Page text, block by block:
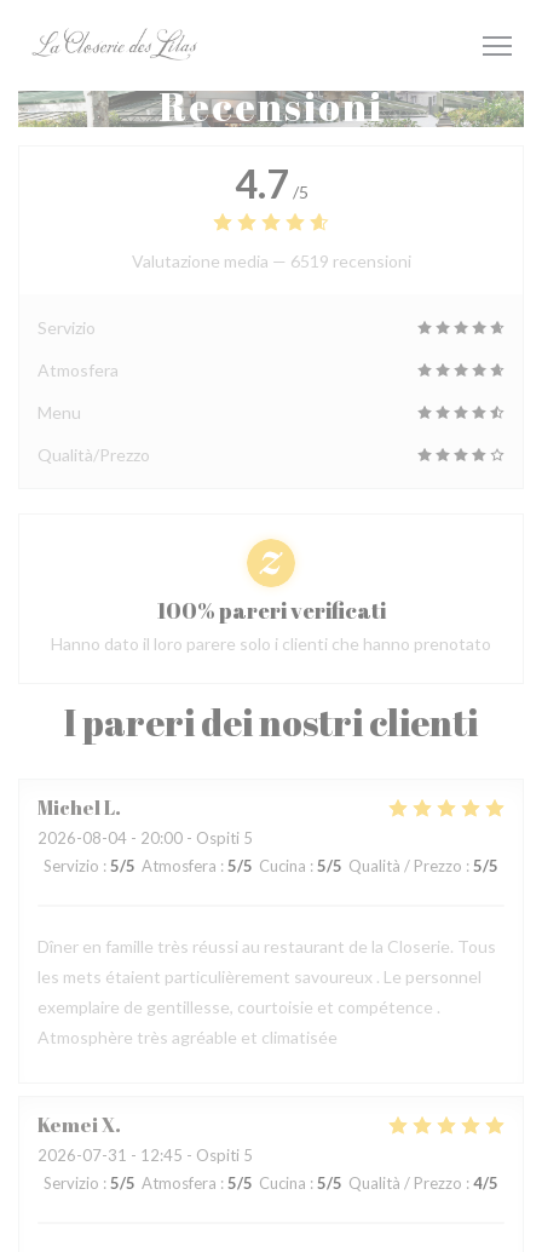
Recensioni
I pareri dei nostri clienti
MichelL
2026-08-04 - 20:00 - Ospiti 5
Servizio : 5/5 Atmosfera : 5/5 Cucina : 5/5 Qualità / Prezzo : 5/5
Dîner en famille très réussi au restaurant de la Closerie. Tous
les mets étaient particulièrement savoureux . Le personnel
exemplaire de gentillesse, courtoisie et compétence .
Atmosphère très agréable et climatisée
KemeiX
2026-07-31 - 12:45 - Ospiti 5
Servizio : 5/5 Atmosfera : 5/5 Cucina : 5/5 Qualità / Prezzo : 4/5
4.7 /5
Valutazione media — 6519 recensioni
Servizio
Atmosfera
Menu
Qualità/Prezzo
100% pareri verificati
Hanno dato il loro parere solo i clienti che hanno prenotato